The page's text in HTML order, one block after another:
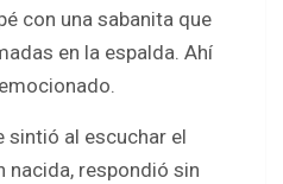
con una sabanita que
en la espalda. Ahí
sintió al escuchar el
nacida, respondió sin